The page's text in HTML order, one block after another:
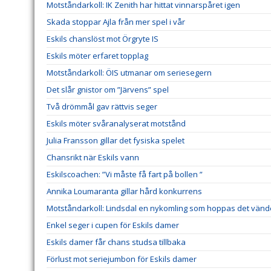
Motståndarkoll: IK Zenith har hittat vinnarspåret igen
Skada stoppar Ajla från mer spel i vår
Eskils chanslöst mot Örgryte IS
Eskils möter erfaret topplag
Motståndarkoll: ÖIS utmanar om seriesegern
Det slår gnistor om ”Järvens” spel
Två drömmål gav rättvis seger
Eskils möter svåranalyserat motstånd
Julia Fransson gillar det fysiska spelet
Chansrikt när Eskils vann
Eskilscoachen: ”Vi måste få fart på bollen ”
Annika Loumaranta gillar hård konkurrens
Motståndarkoll: Lindsdal en nykomling som hoppas det
Enkel seger i cupen för Eskils damer
Eskils damer får chans studsa tillbaka
Förlust mot seriejumbon för Eskils damer